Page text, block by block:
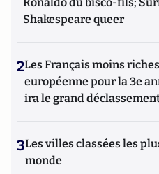
Shakespeare queer
2Les Français moins
européenne pour la 3e
ira le grand
3Les villes classées les
monde